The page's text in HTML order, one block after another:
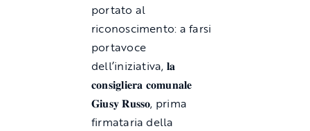
portato al
riconoscimento: a farsi
portavoce
dell’iniziativa, 𝐥𝐚
𝐜𝐨𝐧𝐬𝐢𝐠𝐥𝐢𝐞𝐫𝐚 𝐜𝐨𝐦𝐮𝐧𝐚𝐥𝐞
𝐆𝐢𝐮𝐬𝐲 𝐑𝐮𝐬𝐬𝐨, prima
firmataria della